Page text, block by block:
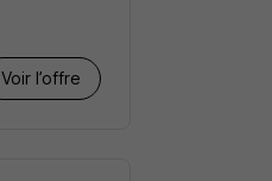
Voir l’offre